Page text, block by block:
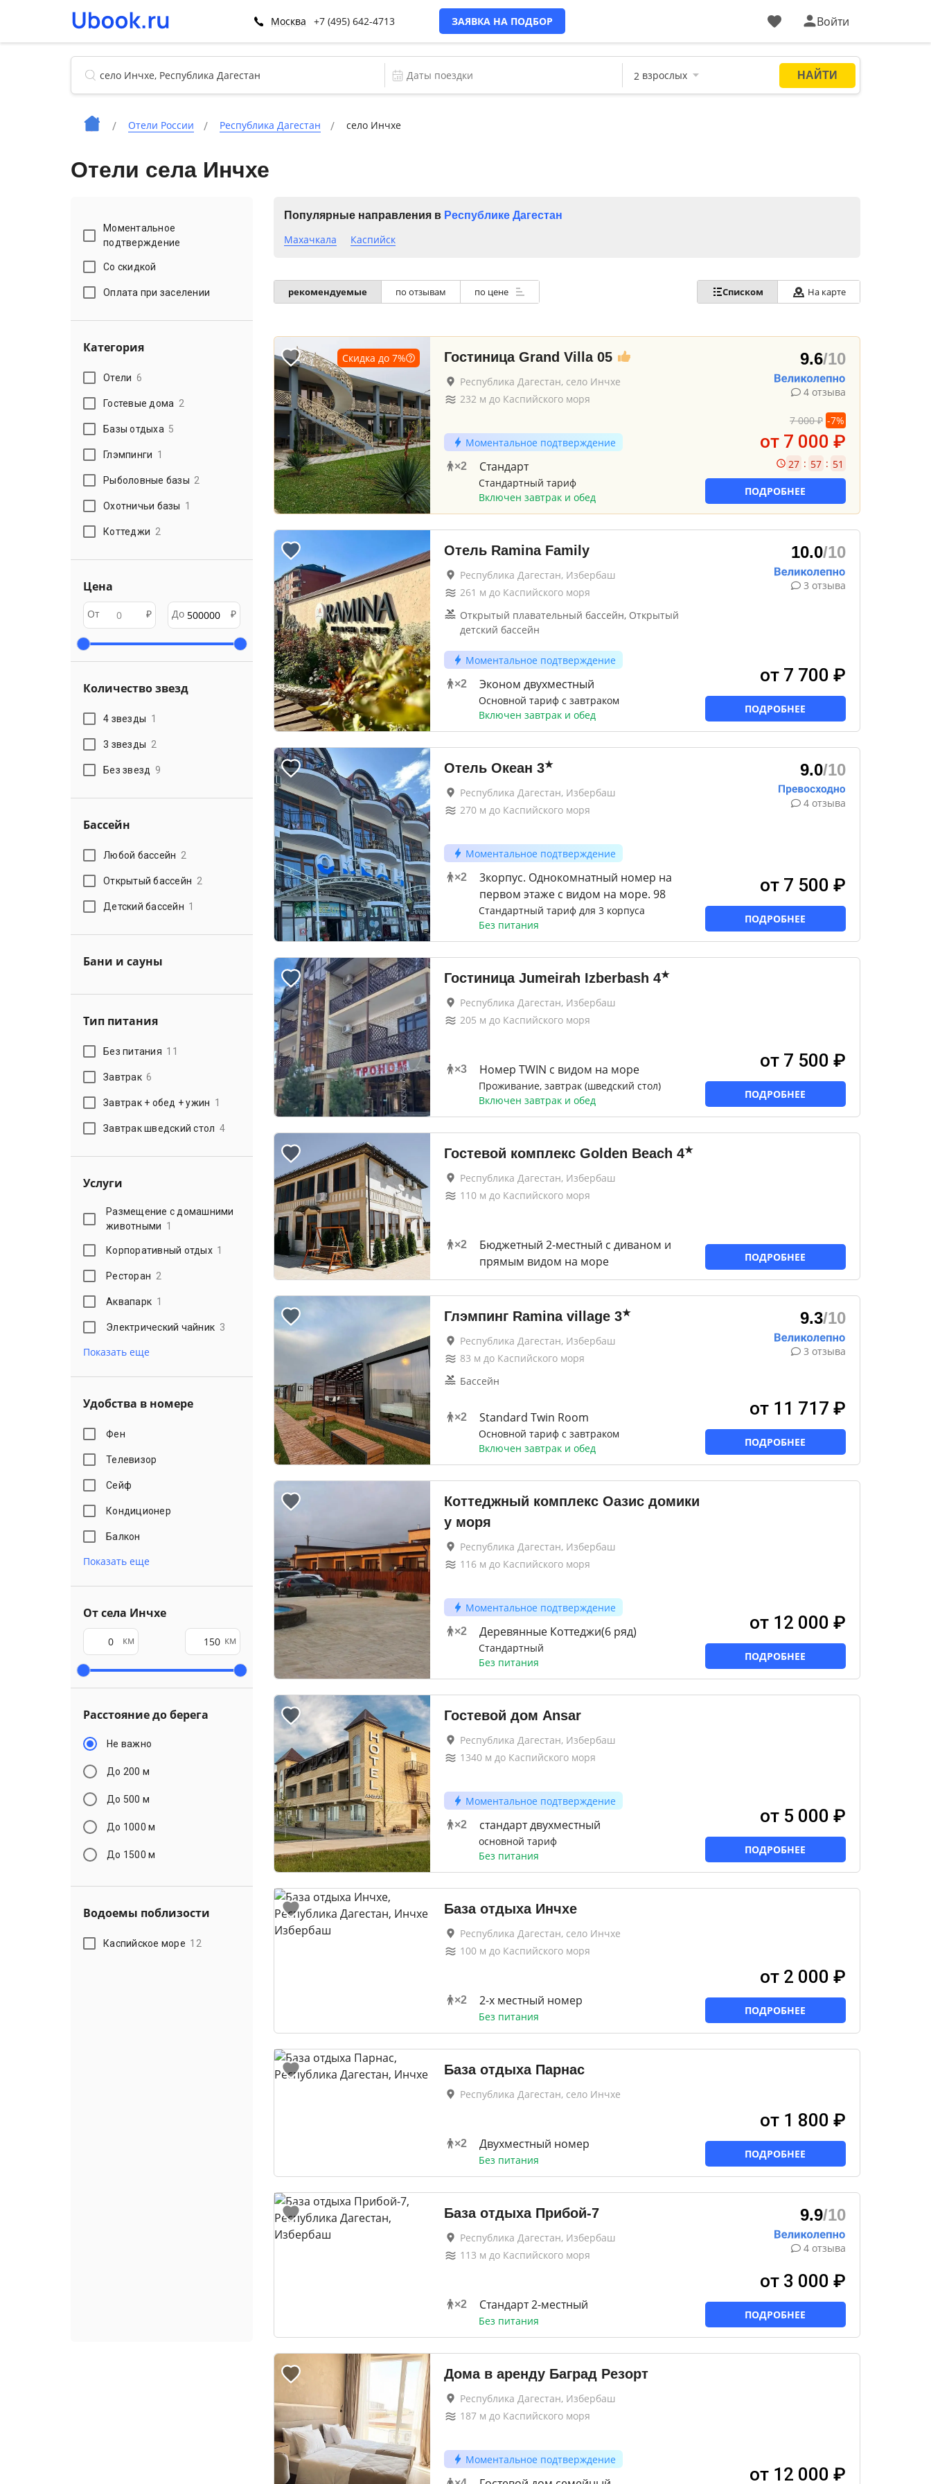
Москва +7 (495) 642-4713 ЗАЯВКА НА ПОДБОР Войти
Отели России Республика Дагестан село Инчхе
Отели села Инчхе
Моментальное
подтверждение
Со скидкой
Оплата при заселении
Категория
Отели 6
Гостевые дома 2
Базы отдыха 5
Глэмпинги 1
Рыболовные базы 2
Охотничьи базы 1
Коттеджи 2
Цена
От ₽ До ₽
Количество звезд
4 звезды 1
3 звезды 2
Без звезд 9
Бассейн
Любой бассейн 2
Открытый бассейн 2
Детский бассейн 1
Бани и сауны
Тип питания
Без питания 11
Завтрак 6
Завтрак + обед + ужин 1
Завтрак шведский стол 4
Услуги
Размещение с домашними
животными 1
Корпоративный отдых 1
Ресторан 2
Аквапарк 1
Электрический чайник 3
Показать еще
Удобства в номере
Фен
Телевизор
Сейф
Кондиционер
Балкон
Показать еще
От села Инчхе
км км
Расстояние до берега
Не важно
До 200 м
До 500 м
До 1000 м
До 1500 м
Водоемы поблизости
Каспийское море 12
Популярные направления в Республике Дагестан
Махачкала Каспийск
рекомендуемые по отзывам по цене Списком На карте
Скидка до 7% Гостиница Grand Villa 05
Республика Дагестан, село Инчхе
232 м до Каспийского моря
Моментальное подтверждение
×2 Стандарт
Стандартный тариф
Включен завтрак и обед
9.6/10
4 отзыва
7 000 ₽ -7%
от 7 000 ₽
27 : 57 : 50
ПОДРОБНЕЕ
Отель Ramina Family
Республика Дагестан, Избербаш
261 м до Каспийского моря
Открытый плавательный бассейн, Открытый
детский бассейн
Моментальное подтверждение
×2 Эконом двухместный
Основной тариф с завтраком
Включен завтрак и обед
10.0/10
3 отзыва
от 7 700 ₽
ПОДРОБНЕЕ
Отель Океан 3★
Республика Дагестан, Избербаш
270м до Каспийского моря
Моментальное подтверждение
×2
3корпус. Однокомнатный номер на
первом этаже с видом на море. 98
Стандартный тариф для 3 корпуса
Без питания
9.0/10
4 отзыва
от 7 500 ₽
ПОДРОБНЕЕ
Гостиница Jumeirah Izberbash 4★
Республика Дагестан, Избербаш
205 м до Каспийского моря
×3 Номер TWIN с видом на море
Проживание, завтрак (шведский стол)
Включен завтрак и обед
от 7 500 ₽
ПОДРОБНЕЕ
Гостевой комплекс Golden Beach 4★
Республика Дагестан, Избербаш
110м до Каспийского моря
×2
Бюджетный 2-местный с диваном и
прямым видом на море
ПОДРОБНЕЕ
Глэмпинг Ramina village 3★
Республика Дагестан, Избербаш
83 м до Каспийского моря
Бассейн
×2 Standard Twin Room
Основной тариф с завтраком
Включен завтрак и обед
9.3/10
3 отзыва
от 11 717 ₽
ПОДРОБНЕЕ
Коттеджный комплекс Оазис домики
у моря
Республика Дагестан, Избербаш
116м до Каспийского моря
Моментальное подтверждение
×2 Деревянные Коттеджи(6 ряд)
Стандартный
Без питания
от 12 000 ₽
ПОДРОБНЕЕ
Гостевой дом Ansar
Республика Дагестан, Избербаш
1340м до Каспийского моря
Моментальное подтверждение
×2 стандарт двухместный
основной тариф
Без питания
от 5 000 ₽
ПОДРОБНЕЕ
База отдыха Инчхе
Республика Дагестан, село Инчхе
100м до Каспийского моря
×2 2-х местный номер
Без питания
от 2 000 ₽
ПОДРОБНЕЕ
База отдыха Парнас
Республика Дагестан, село Инчхе
×2 Двухместный номер
Без питания
от 1 800 ₽
ПОДРОБНЕЕ
База отдыха Прибой-7
Республика Дагестан, Избербаш
113 м до Каспийского моря
×2 Стандарт 2-местный
Без питания
9.9/10
4 отзыва
от 3 000 ₽
ПОДРОБНЕЕ
Дома в аренду Баград Резорт
Республика Дагестан, Избербаш
187м до Каспийского моря
Моментальное подтверждение
от 12 000 ₽